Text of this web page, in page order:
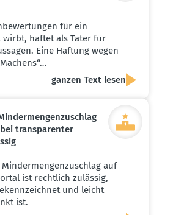
für ein
wirbt, haftet als Täter für
Eine Haftung wegen
ganzen Text lesen
trans­pa­renter
auf
ist rechtlich zulässig,
und leicht
ist.